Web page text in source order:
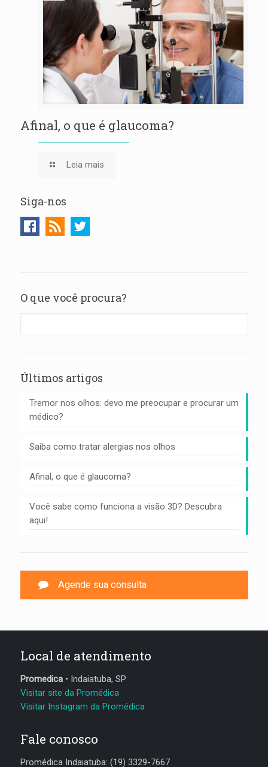
Afinal, o que é glaucoma?
Leia mais
Siga-nos
O que você procura?
Últimos artigos
Tremor nos olhos: devo me preocupar e procurar um
médico?
Saiba como tratar alergias nos olhos
Afinal, o que é glaucoma?
Você sabe como funciona a visão 3D? Descubra
aqui!
Agende sua consulta
Local de atendimento
Promedica• Indaiatuba, SP
Visitar site da Promédica
Visitar Instagram da Promédica
Fale conosco
Promédica Indaiatuba: (19) 3329-7667